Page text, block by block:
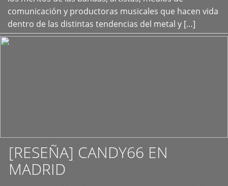
comunicación y productoras musicales que hacen vida
dentro de las distintas tendencias del metal y […]
[RESEÑA] CANDY66 EN
MADRID